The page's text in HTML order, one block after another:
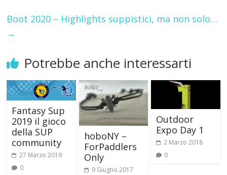
Boot 2020 – Highlights suppistici, ma non solo…
→
Potrebbe anche interessarti
Fantasy Sup
2019 il gioco
della SUP
community
27 Marzo 2019
0
hoboNY –
ForPaddlers
Only
9 Giugno 2017
Outdoor
Expo Day 1
2 Marzo 2018
0